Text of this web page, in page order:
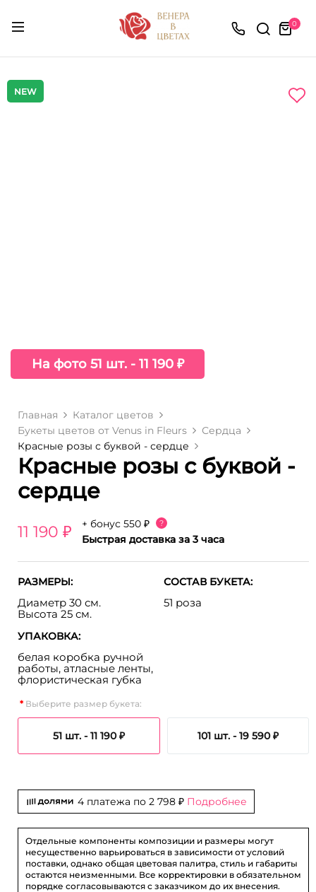
0
На фото 51 шт. - 11 190 ₽
NEW
Главная
Каталог цветов
Букеты цветов от Venus in Fleurs
Сердца
Красные розы с буквой - сердце
Красные розы с буквой -
сердце
11 190 ₽ + бонус 550 ₽ ?
Быстрая доставка за 3 часа
РАЗМЕРЫ:
Диаметр 30 см.
Высота 25 см.
СОСТАВ БУКЕТА:
51 роза
УПАКОВКА:
белая коробка ручной
работы, атласные ленты,
флористическая губка
Выберите размер букета:
51 шт. -11 190 ₽ 101 шт. -19 590 ₽
4 платежа по 2 798 ₽ Подробнее
Отдельные компоненты композиции и размеры могут
несущественно варьироваться в зависимости от условий
поставки, однако общая цветовая палитра, стиль и габариты
остаются неизменными. Все корректировки в обязательном
порядке согласовываются с заказчиком до их внесения.